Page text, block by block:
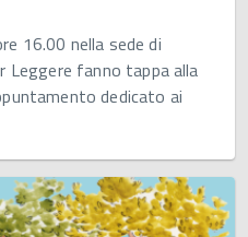
16.00 nella sede di
Leggere fanno tappa alla
dedicato ai